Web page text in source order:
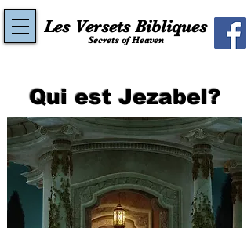
Les Versets Bibliques
Secrets of Heaven
Qui est Jezabel?